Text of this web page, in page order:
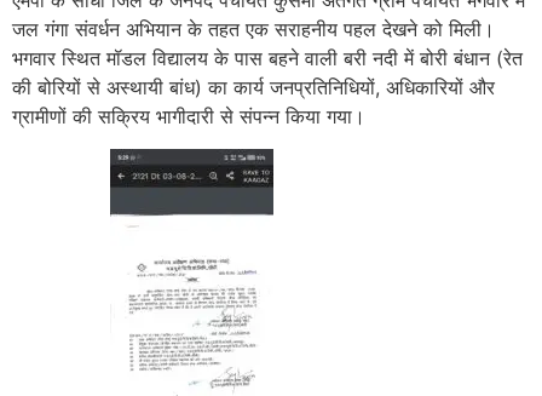
जल गंगा संवर्धन अभियान के तहत एक सराहनीय पहल देखने को मिली।
भगवार स्थित मॉडल विद्यालय के पास बहने वाली बरी नदी में बोरी बंधान (रेत
की बोरियों से अस्थायी बांध) का कार्य जनप्रतिनिधियों, अधिकारियों और
ग्रामीणों की सक्रिय भागीदारी से संपन्न किया गया।